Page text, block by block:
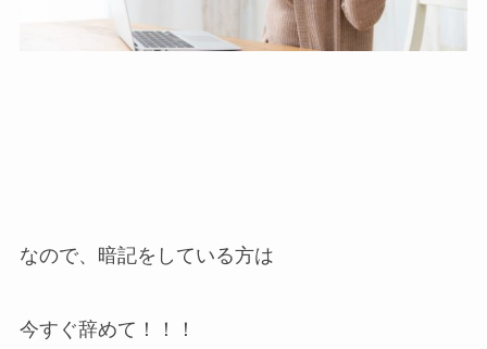
なので、暗記をしている方は
今すぐ辞めて！！！